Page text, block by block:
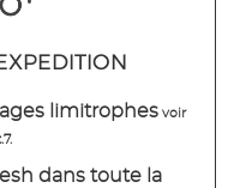
limitrophesvoir
dans toute la